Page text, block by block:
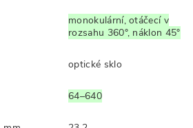
monokulární, otáčecí v
rozsahu 360°, náklon 45°
optické sklo
64–640